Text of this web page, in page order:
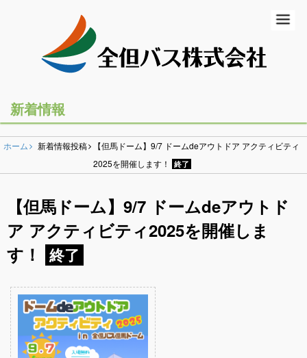
初めての方
乗合バス（路線バス・高速バス）
一般路線バス
コミュニティバス
営業所のご案内
貸切バス・ツアー
らく旅
貸切バス
新着情報
ホーム 新着情報投稿
【但馬ドーム】9/7 ドームdeアウトドア アクティビティ
2025を開催します！
終了
【但馬ドーム】9/7 ドームdeアウトド
ア アクティビティ2025を開催しま
す！
終了